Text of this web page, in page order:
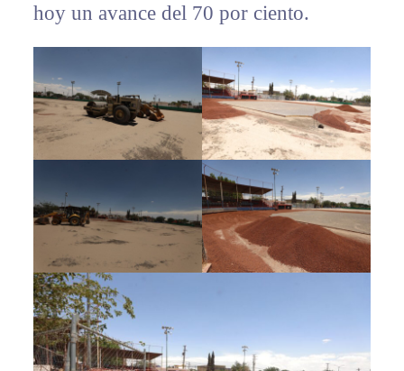
hoy un avance del 70 por ciento.